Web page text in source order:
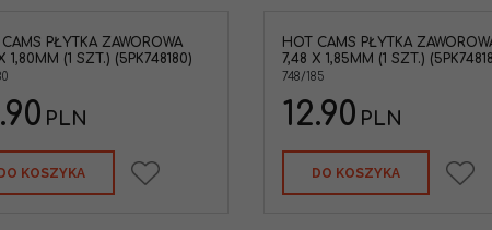
PŁYTKA ZAWOROWA
1,80MM (1 SZT.) (5PK748180)
PLN
KOSZYKA
HOT CAMS PŁYTKA
7,48 X 1,85MM (1 SZT.)
748/185
12.90 PLN
DO KOSZYKA